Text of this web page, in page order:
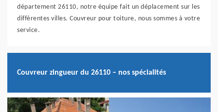
département 26110, notre équipe fait un déplacement sur les
différentes villes. Couvreur pour toiture, nous sommes à votre
service.
Couvreur zingueur du 26110 – nos spécialités